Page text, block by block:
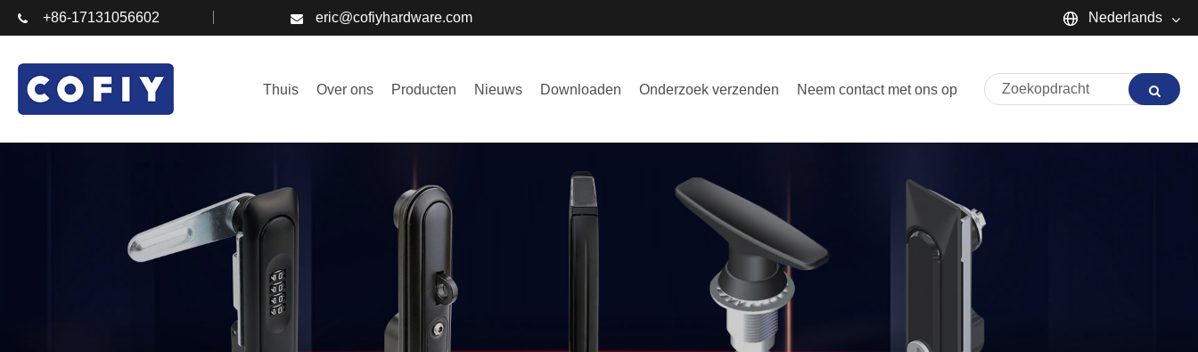
+86-17131056602 eric@cofiyhardware.com Nederlands
Español
Thuis Over ons Producten Nieuws Downloaden Onderzoek verzenden Neem contact met ons op